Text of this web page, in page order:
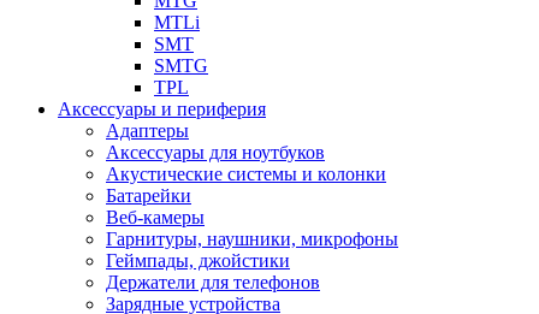
MTLi
SMT
SMTG
TPL
Аксессуары и периферия
Адаптеры
Аксессуары для ноутбуков
Акустические системы и колонки
Батарейки
Веб-камеры
Гарнитуры, наушники, микрофоны
Геймпады, джойстики
Держатели для телефонов
Зарядные устройства